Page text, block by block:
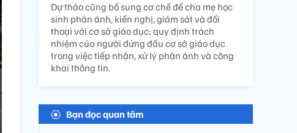
Dự thảo cũng bổ sung cơ chế để cha mẹ học
sinh phản ánh, kiến nghị, giám sát và đối
thoại với cơ sở giáo dục; quy định trách
nhiệm của người đứng đầu cơ sở giáo dục
trong việc tiếp nhận, xử lý phản ánh và công
khai thông tin.
Bạn đọc quan tâm